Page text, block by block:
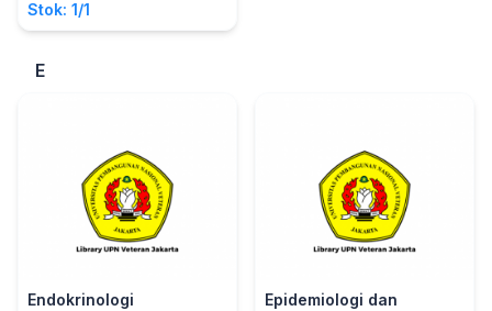
Stok: 1/1
E
Endokrinologi
Epidemiologi dan